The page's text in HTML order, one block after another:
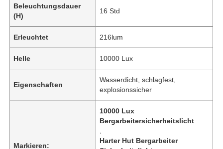
Beleuchtungsdauer
(H)
16 Std
Erleuchtet 216lum
Helle 10000 Lux
Eigenschaften
Wasserdicht, schlagfest,
explosionssicher
Markieren:
10000 Lux
Bergarbeitersicherheitslicht
Harter Hut Bergarbeiter